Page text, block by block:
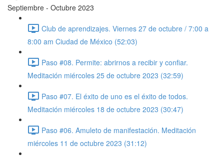
Septiembre - Octubre 2023
Club de aprendizajes. Viernes 27 de octubre / 7:00 a
8:00 am Ciudad de México (52:03)
Paso #08. Permite: abrirnos a recibir y confiar.
Meditación miércoles 25 de octubre 2023 (32:59)
Paso #07. El éxito de uno es el éxito de todos.
Meditación miércoles 18 de octubre 2023 (30:47)
Paso #06. Amuleto de manifestación. Meditación
miércoles 11 de octubre 2023 (31:12)